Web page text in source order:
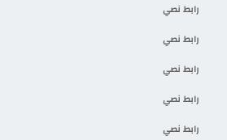
رابط نصي
رابط نصي
رابط نصي
رابط نصي
رابط نصي